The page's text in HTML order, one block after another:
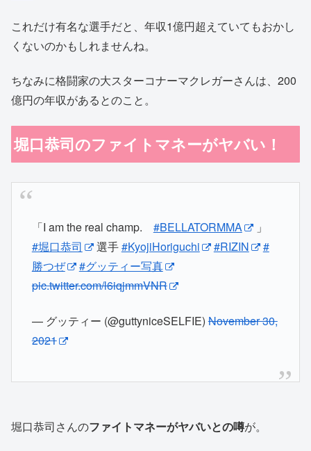
これだけ有名な選手だと、年収1億円超えていてもおかし
くないのかもしれませんね。
ちなみに格闘家の大スターコナーマクレガーさんは、200
億円の年収があるとのこと。
堀口恭司のファイトマネーがヤバい！
「I am the real champ. #BELLATORMMA
」
#堀口恭司
選手#KyojiHoriguchi #RIZIN
#
勝つぜ
#グッティー写真
pic.twitter.com/l6iqjmmVNR
— グッティー (@guttyniceSELFIE)November 30,
2021
堀口恭司さんのファイトマネーがヤバいとの噂が。